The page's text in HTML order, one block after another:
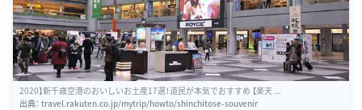
2020】新千歳空港のおいしいお土産17選！道民が本気でおすすめ 【楽天 ...
出典： travel.rakuten.co.jp/mytrip/howto/shinchitose-souvenir